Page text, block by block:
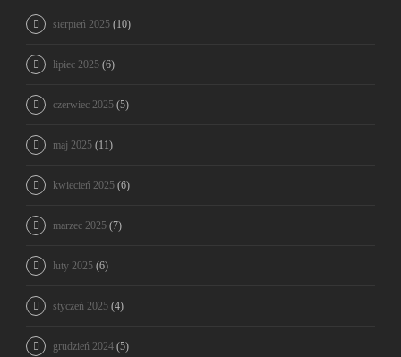
sierpień 2025 (10)
lipiec 2025 (6)
czerwiec 2025 (5)
maj 2025 (11)
kwiecień 2025 (6)
marzec 2025 (7)
luty 2025 (6)
styczeń 2025 (4)
grudzień 2024 (5)